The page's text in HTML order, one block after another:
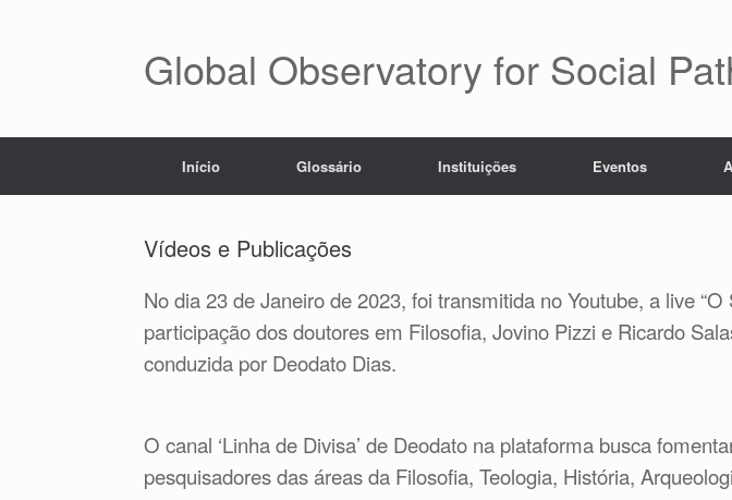
Global Observatory for Social
Início Glossário Instituições Eventos
Vídeos e Publicações
No dia 23 de Janeiro de 2023, foi transmitida no Youtube, a live
participação dos doutores em Filosofia, Jovino Pizzi e Ricardo
conduzida por Deodato Dias.
O canal ‘Linha de Divisa’ de Deodato na plataforma busca
pesquisadores das áreas da Filosofia, Teologia, História,